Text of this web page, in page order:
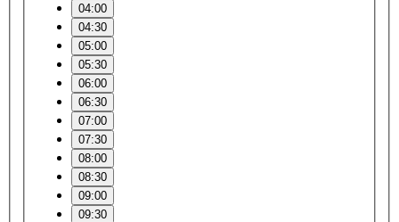
04:00
04:30
05:00
05:30
06:00
06:30
07:00
07:30
08:00
08:30
09:00
09:30